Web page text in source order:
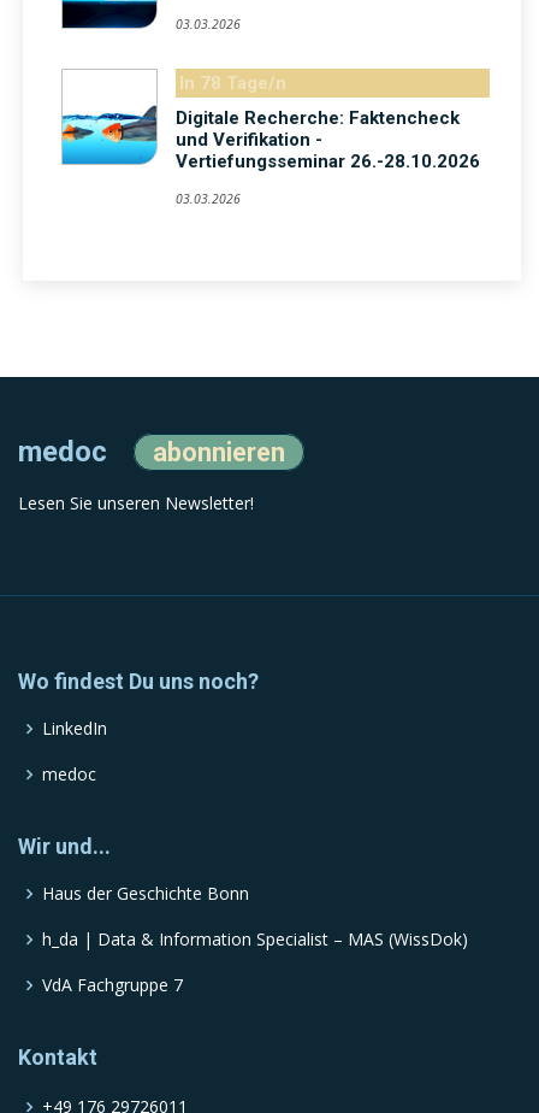
03.03.2026
In 78 Tage/n
Digitale Recherche: Faktencheck
und Verifikation -
Vertiefungsseminar 26.-28.10.2026
03.03.2026
medoc abonnieren
Lesen Sie unseren Newsletter!
Wo findest Du uns noch?
LinkedIn
medoc
Wir und...
Haus der Geschichte Bonn
h_da | Data & Information Specialist – MAS (WissDok)
VdA Fachgruppe 7
Kontakt
+49 176 29726011